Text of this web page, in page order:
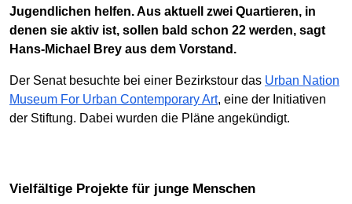
Jugendlichen helfen. Aus aktuell zwei Quartieren, in
denen sie aktiv ist, sollen bald schon 22 werden, sagt
Hans-Michael Brey aus dem Vorstand.
Der Senat besuchte bei einer Bezirkstour das Urban Nation
Museum For Urban Contemporary Art, eine der Initiativen
der Stiftung. Dabei wurden die Pläne angekündigt.
Vielfältige Projekte für junge Menschen